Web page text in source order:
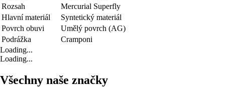
Rozsah
Mercurial Superfly
Hlavní materiál
Syntetický materiál
Povrch obuvi
Umělý povrch (AG)
Podrážka
Cramponi
Loading...
Loading...
Všechny naše značky